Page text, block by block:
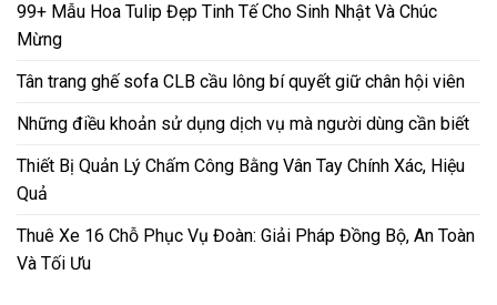
99+ Mẫu Hoa Tulip Đẹp Tinh Tế Cho Sinh Nhật Và Chúc
Mừng
Tân trang ghế sofa CLB cầu lông bí quyết giữ chân hội viên
Những điều khoản sử dụng dịch vụ mà người dùng cần biết
Thiết Bị Quản Lý Chấm Công Bằng Vân Tay Chính Xác, Hiệu
Quả
Thuê Xe 16 Chỗ Phục Vụ Đoàn: Giải Pháp Đồng Bộ, An Toàn
Và Tối Ưu